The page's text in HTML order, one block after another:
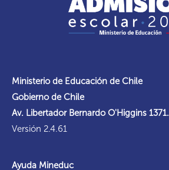
Ministerio de Educación de Chile
Gobierno de Chile
Av. Libertador Bernardo O'Higgins 1371.
Versión 2.4.61
Ayuda Mineduc